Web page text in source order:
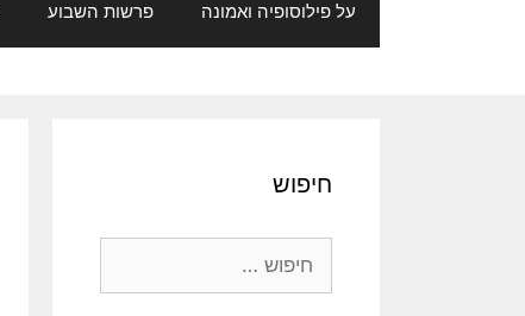
על פילוסופיה ואמונה פרשות השבוע
חיפוש